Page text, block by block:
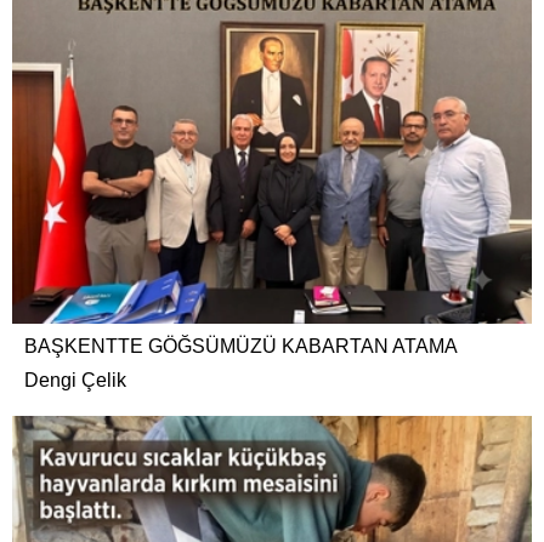
BAŞKENTTE GÖĞSÜMÜZÜ KABARTAN ATAMA
Dengi Çelik